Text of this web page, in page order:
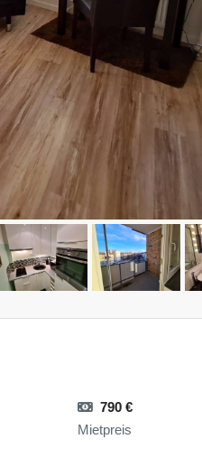
790 €
Mietpreis